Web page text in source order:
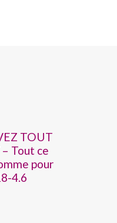
TOUT
Tout ce
pour
4.6